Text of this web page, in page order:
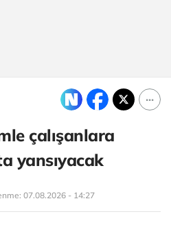
çalışanlara
yansıyacak
07.08.2026 - 14:27